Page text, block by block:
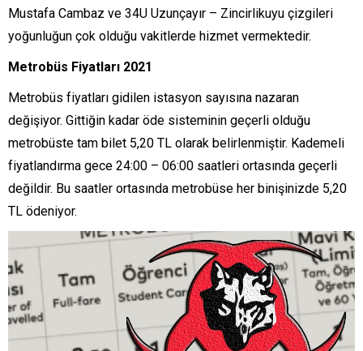
Mustafa Cambaz ve 34U Uzunçayır – Zincirlikuyu çizgileri
yoğunluğun çok olduğu vakitlerde hizmet vermektedir.
Metrobüs Fiyatları 2021
Metrobüs fiyatları gidilen istasyon sayısına nazaran
değişiyor. Gittiğin kadar öde sisteminin geçerli olduğu
metrobüste tam bilet 5,20 TL olarak belirlenmiştir. Kademeli
fiyatlandırma gece 24:00 – 06:00 saatleri ortasında geçerli
değildir. Bu saatler ortasında metrobüse her binişinizde 5,20
TL ödeniyor.